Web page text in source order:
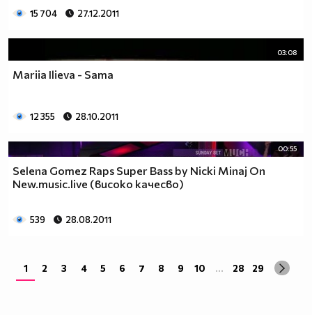
15 704 27.12.2011
03:08
Mariia Ilieva - Sama
12 355 28.10.2011
00:55
Selena Gomez Raps Super Bass by Nicki Minaj On
New.music.live (високо качесво)
539 28.08.2011
1 2 3 4 5 6 7 8 9 10 ... 28 29